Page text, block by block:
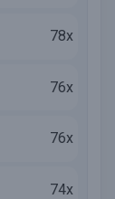
78x
76x
76x
74x